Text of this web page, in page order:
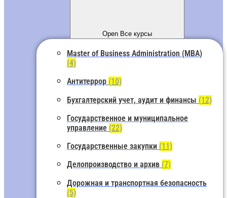
Open Все курсы
Master of Business Administration (MBA)
(4)
Антитеррор (10)
Бухгалтерский учет, аудит и финансы (12)
Государственное и муниципальное
управление (22)
Государственные закупки (11)
Делопроизводство и архив (7)
Дорожная и транспортная безопасность
(5)